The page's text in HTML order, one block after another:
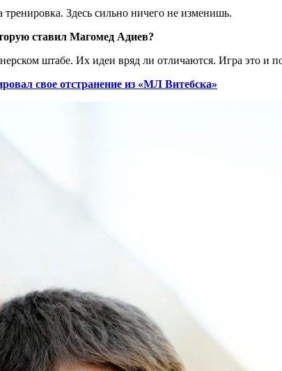
Здесь сильно ничего не изменишь.
ставил Магомед Адиев?
штабе. Их идеи вряд ли отличаются. Игра это и
свое отстранение из «МЛ Витебска»